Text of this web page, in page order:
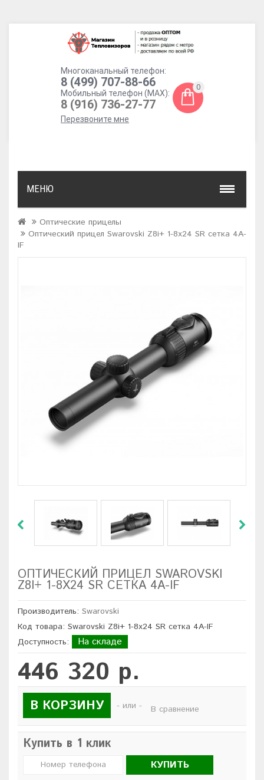
Многоканальный телефон:
8 (499) 707-88-66
Мобильный телефон (MAX):
8 (916) 736-27-77
Перезвоните мне
0
МЕНЮ
Оптические прицелы
Оптический прицел Swarovski Z8i+ 1-8х24 SR сетка 4A-
IF
ОПТИЧЕСКИЙ ПРИЦЕЛ SWAROVSKI
Z8I+ 1-8Х24 SR СЕТКА 4A-IF
Производитель: Swarovski
Код товара: Swarovski Z8i+ 1-8х24 SR сетка 4A-IF
Доступность:
На складе
446 320 р.
В КОРЗИНУ - или - В сравнение
Купить в 1 клик
КУПИТЬ